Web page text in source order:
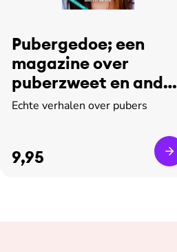
Pubergedoe; een
magazine over
puberzweet en ander
leed
Echte verhalen over pubers
9,95